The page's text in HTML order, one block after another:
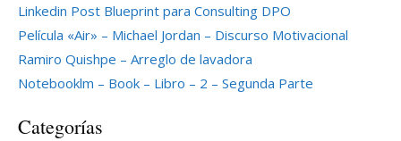
Linkedin Post Blueprint para Consulting DPO
Película «Air» – Michael Jordan – Discurso Motivacional
Ramiro Quishpe – Arreglo de lavadora
Notebooklm – Book – Libro – 2 – Segunda Parte
Categorías